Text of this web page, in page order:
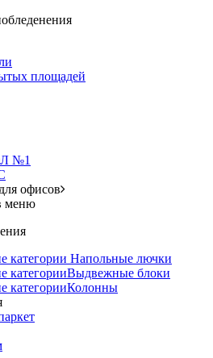
площадей
№1
офисов
меню
Напольные лючки
Выдвежные блоки
Колонны